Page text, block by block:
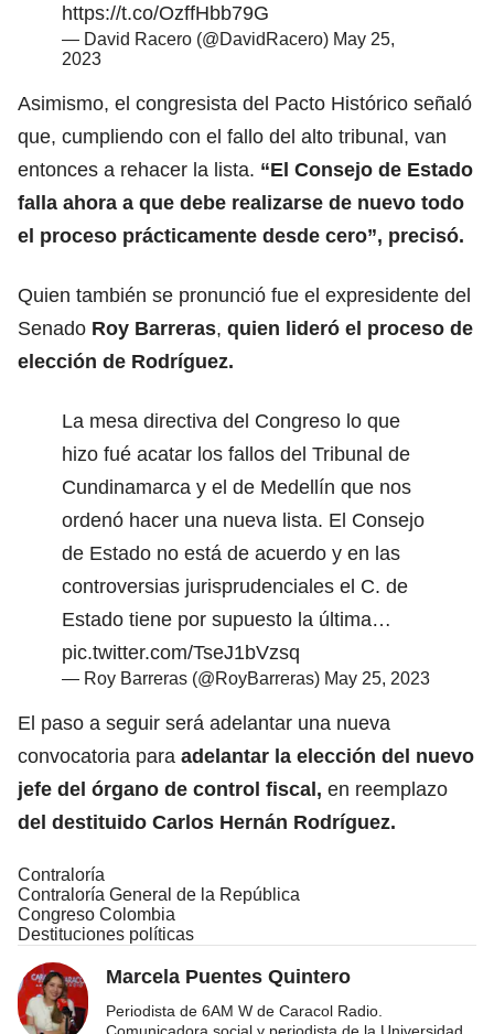
https://t.co/OzffHbb79G
— David Racero (@DavidRacero) May 25,
2023
Asimismo, el congresista del Pacto Histórico señaló
que, cumpliendo con el fallo del alto tribunal, van
entonces a rehacer la lista. “El Consejo de Estado
falla ahora a que debe realizarse de nuevo todo
el proceso prácticamente desde cero”, precisó.
Quien también se pronunció fue el expresidente del
Senado Roy Barreras, quien lideró el proceso de
elección de Rodríguez.
La mesa directiva del Congreso lo que
hizo fué acatar los fallos del Tribunal de
Cundinamarca y el de Medellín que nos
ordenó hacer una nueva lista. El Consejo
de Estado no está de acuerdo y en las
controversias jurisprudenciales el C. de
Estado tiene por supuesto la última…
pic.twitter.com/TseJ1bVzsq
— Roy Barreras (@RoyBarreras) May 25, 2023
El paso a seguir será adelantar una nueva
convocatoria para adelantar la elección del nuevo
jefe del órgano de control fiscal, en reemplazo
del destituido Carlos Hernán Rodríguez.
Contraloría
Contraloría General de la República
Congreso Colombia
Destituciones políticas
Marcela Puentes Quintero
Periodista de 6AM W de Caracol Radio.